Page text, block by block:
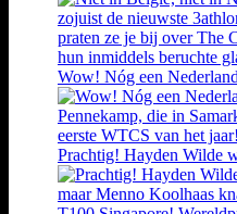
Wow! Nóg een
Prachtig! Hayden Wilde